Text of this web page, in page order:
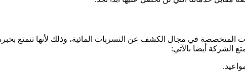
في مجال الكشف عن التسربات المائية، وذلك لأنها تتمتع
الشركة أيضا بالآتي: